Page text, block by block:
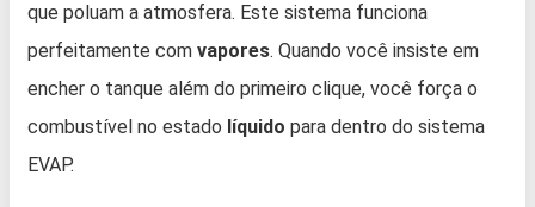
que poluam a atmosfera. Este sistema funciona
perfeitamente com vapores. Quando você insiste em
encher o tanque além do primeiro clique, você força o
combustível no estado líquido para dentro do sistema
EVAP.